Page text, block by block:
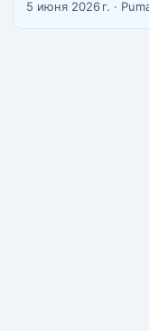
5 июня 2026 г. ·